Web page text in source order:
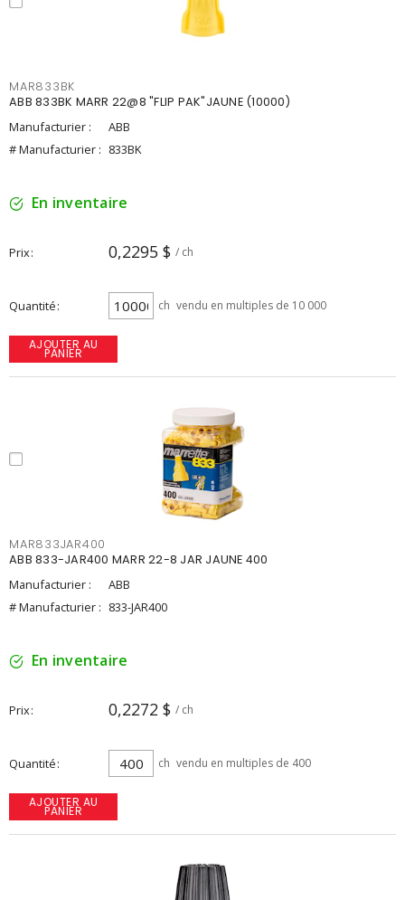
MAR833BK
ABB 833BK MARR 22@8 "FLIP PAK"JAUNE (10000)
Manufacturier :
ABB
# Manufacturier : 833BK
En inventaire
Prix 0,2295 $ / ch
Quantité ch vendu en multiples de 10 000
AJOUTER AU
PANIER
MAR833JAR400
ABB 833-JAR400 MARR 22-8 JAR JAUNE 400
Manufacturier :
ABB
# Manufacturier : 833-JAR400
En inventaire
Prix 0,2272 $ / ch
Quantité ch vendu en multiples de 400
AJOUTER AU
PANIER